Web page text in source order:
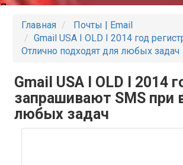
Партнеры
Главная
Почты | Email
Gmail USA I OLD I 2014 год
Отлично подходят для любых задач
Gmail USA I OLD I 2014
запрашивают SMS при
любых задач